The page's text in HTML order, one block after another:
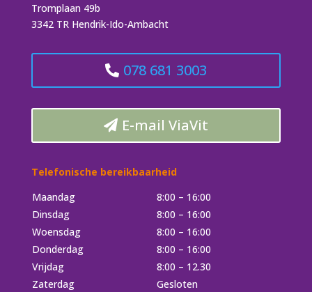
Tromplaan 49b
3342 TR Hendrik-Ido-Ambacht
078 681 3003
E-mail ViaVit
Telefonische bereikbaarheid
Maandag
8:00 – 16:00
Dinsdag
8:00 – 16:00
Woensdag
8:00 – 16:00
Donderdag
8:00 – 16:00
Vrijdag
8:00 – 12.30
Zaterdag
Gesloten